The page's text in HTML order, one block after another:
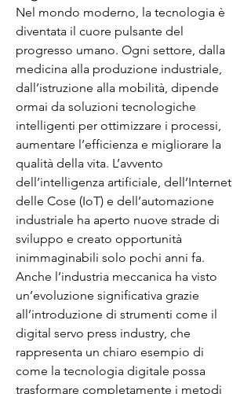
Nel mondo moderno, la tecnologia è
diventata il cuore pulsante del
progresso umano. Ogni settore, dalla
medicina alla produzione industriale,
dall’istruzione alla mobilità, dipende
ormai da soluzioni tecnologiche
intelligenti per ottimizzare i processi,
aumentare l’efficienza e migliorare la
qualità della vita. L’avvento
dell’intelligenza artificiale, dell’Internet
delle Cose (IoT) e dell’automazione
industriale ha aperto nuove strade di
sviluppo e creato opportunità
inimmaginabili solo pochi anni fa.
Anche l’industria meccanica ha visto
un’evoluzione significativa grazie
all’introduzione di strumenti come il
digital servo press industry, che
rappresenta un chiaro esempio di
come la tecnologia digitale possa
trasformare completamente i metodi